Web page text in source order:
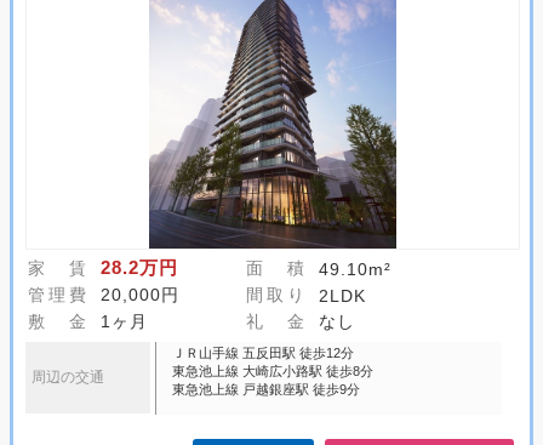
家 賃 28.2万円 面 積
49.10m²
管理費
20,000円 間取り
2LDK
敷 金
1ヶ月 礼 金 なし
周辺の交通
ＪＲ山手線 五反田駅 徒歩12分
東急池上線 大崎広小路駅 徒歩8分
東急池上線 戸越銀座駅 徒歩9分